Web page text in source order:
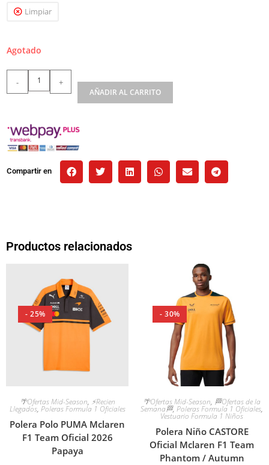
Limpiar
Agotado
- +
AÑADIR AL CARRITO
Compartir en
Productos relacionados
- 25%
🌴Ofertas Mid-Season, ⚡Recien
Llegados, Poleras Formula 1 Oficiales
Polera Polo PUMA Mclaren
F1 Team Oficial 2026
Papaya
- 30%
🌴Ofertas Mid-Season, 🏁Ofertas de la
Semana🏁, Poleras Formula 1 Oficiales,
Vestuario Formula 1 Niños
Polera Niño CASTORE
Oficial Mclaren F1 Team
Phantom / Autumn